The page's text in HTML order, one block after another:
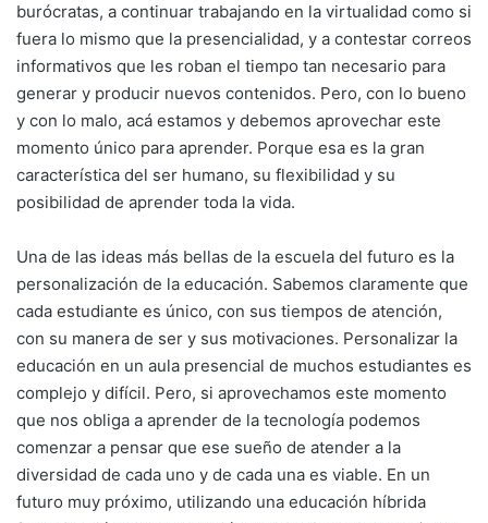
burócratas, a continuar trabajando en la virtualidad como si
fuera lo mismo que la presencialidad, y a contestar correos
informativos que les roban el tiempo tan necesario para
generar y producir nuevos contenidos. Pero, con lo bueno
y con lo malo, acá estamos y debemos aprovechar este
momento único para aprender. Porque esa es la gran
característica del ser humano, su flexibilidad y su
posibilidad de aprender toda la vida.
Una de las ideas más bellas de la escuela del futuro es la
personalización de la educación. Sabemos claramente que
cada estudiante es único, con sus tiempos de atención,
con su manera de ser y sus motivaciones. Personalizar la
educación en un aula presencial de muchos estudiantes es
complejo y difícil. Pero, si aprovechamos este momento
que nos obliga a aprender de la tecnología podemos
comenzar a pensar que ese sueño de atender a la
diversidad de cada uno y de cada una es viable. En un
futuro muy próximo, utilizando una educación híbrida